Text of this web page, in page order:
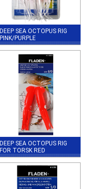
DEEP SEA OCTOPUS RIG
PINK/PURPLE
DEEP SEA OCTOPUS RIG
FOR TORSK RED